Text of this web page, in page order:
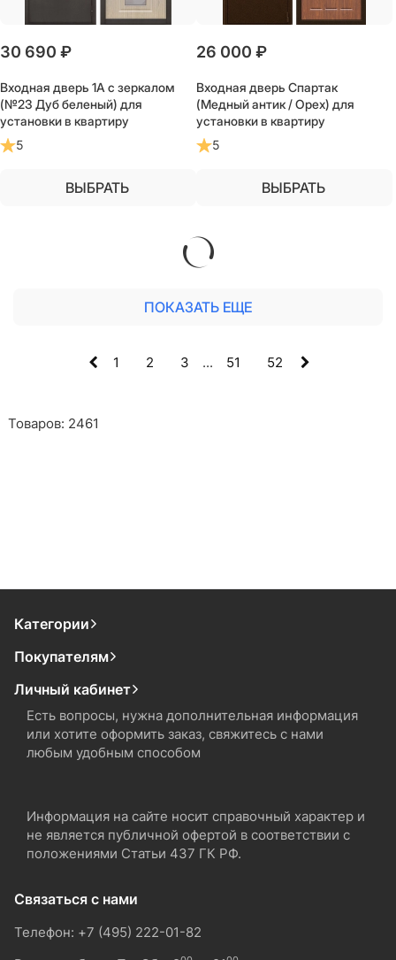
30 690 ₽
Входная дверь 1А с зеркалом
(№23 Дуб беленый) для
установки в квартиру
5
ВЫБРАТЬ
26 000 ₽
Входная дверь Спартак
(Медный антик / Орех) для
установки в квартиру
5
ВЫБРАТЬ
ПОКАЗАТЬ ЕЩЕ
1 2 3 ... 51 52
Товаров: 2461
Категории
Покупателям
Личный кабинет
Есть вопросы, нужна дополнительная информация
или хотите оформить заказ, свяжитесь с нами
любым удобным способом
Информация на сайте носит справочный характер и
не является публичной офертой в соответствии с
положениями Статьи 437 ГК РФ.
Связаться с нами
Телефон: +7 (495) 222-01-82